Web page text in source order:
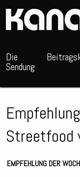
Die
Sendung
Streetfood
EMPFEHLUNG DER